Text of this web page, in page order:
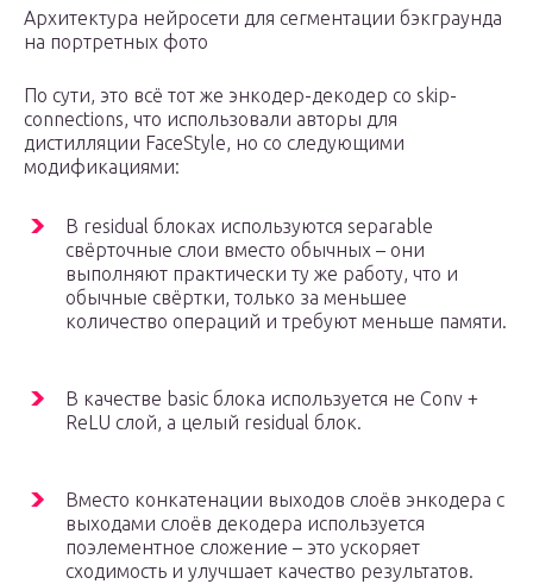
Архитектура нейросети для сегментации бэкграунда
на портретных фото
По сути, это всё тот же энкодер-декодер со skip-
connections, что использовали авторы для
дистилляции FaceStyle, но со следующими
модификациями:
В residual блоках используются separable
свёрточные слои вместо обычных – они
выполняют практически ту же работу, что и
обычные свёртки, только за меньшее
количество операций и требуют меньше памяти.
В качестве basic блока используется не Conv +
ReLU слой, а целый residual блок.
Вместо конкатенации выходов слоёв энкодера с
выходами слоёв декодера используется
поэлементное сложение – это ускоряет
сходимость и улучшает качество результатов.